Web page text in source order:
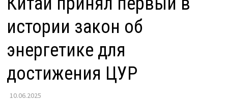
истории закон об
энергетике для
достижения ЦУР
10.06.2025